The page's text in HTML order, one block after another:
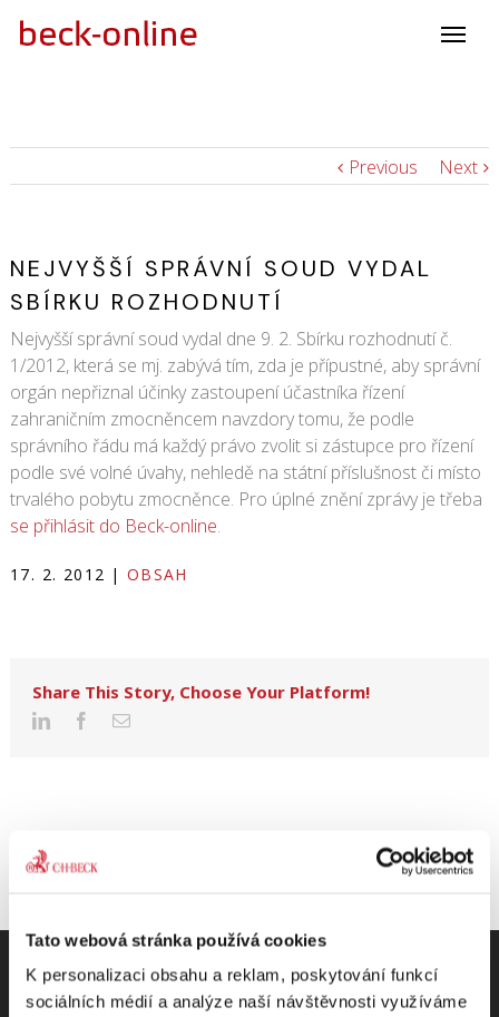
Tato webová stránka používá cookies
K personalizaci obsahu a reklam, poskytování funkcí
sociálních médií a analýze naší návštěvnosti využíváme
Previous Next
NEJVYŠŠÍ SPRÁVNÍ SOUD VYDAL
SBÍRKU ROZHODNUTÍ
Nejvyšší správní soud vydal dne 9. 2. Sbírku rozhodnutí č.
1/2012, která se mj. zabývá tím, zda je přípustné, aby správní
orgán nepřiznal účinky zastoupení účastníka řízení
zahraničním zmocněncem navzdory tomu, že podle
správního řádu má každý právo zvolit si zástupce pro řízení
podle své volné úvahy, nehledě na státní příslušnost či místo
trvalého pobytu zmocněnce. Pro úplné znění zprávy je třeba
se přihlásit do Beck-online.
17. 2. 2012 | OBSAH
Share This Story, Choose Your Platform!